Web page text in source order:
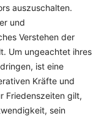
auszuschalten.
und
Verstehen der
Um ungeachtet ihres
ist eine
Kräfte und
Friedenszeiten gilt,
sein